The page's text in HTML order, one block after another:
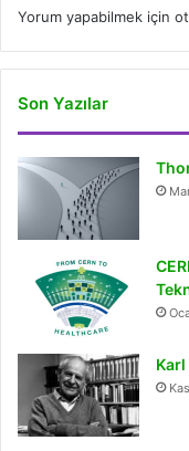
Yorum yapabilmek için
Son Yazılar